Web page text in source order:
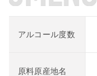
アルコール度数
原料原産地名